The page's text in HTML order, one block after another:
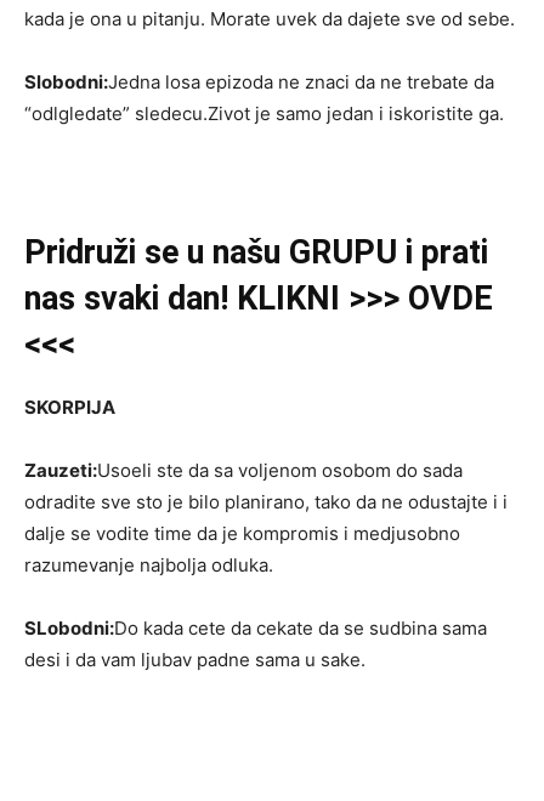
kada je ona u pitanju. Morate uvek da dajete sve od sebe.
Slobodni:Jedna losa epizoda ne znaci da ne trebate da
“odlgledate” sledecu.Zivot je samo jedan i iskoristite ga.
Pridruži se u našu GRUPU i prati
nas svaki dan! KLIKNI >>> OVDE
<<<
SKORPIJA
Zauzeti:Usoeli ste da sa voljenom osobom do sada
odradite sve sto je bilo planirano, tako da ne odustajte i i
dalje se vodite time da je kompromis i medjusobno
razumevanje najbolja odluka.
SLobodni:Do kada cete da cekate da se sudbina sama
desi i da vam ljubav padne sama u sake.